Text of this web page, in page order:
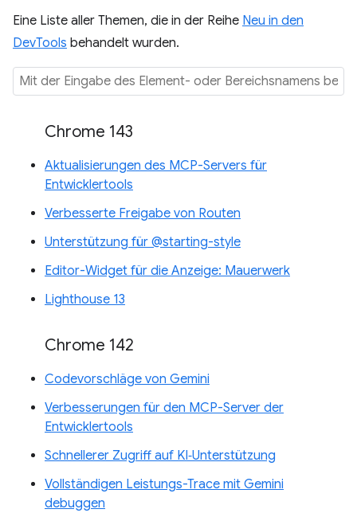
Eine Liste aller Themen, die in der Reihe Neu in den
DevTools behandelt wurden.
Chrome 143
Aktualisierungen des MCP-Servers für
Entwicklertools
Verbesserte Freigabe von Routen
Unterstützung für @starting-style
Editor-Widget für die Anzeige: Mauerwerk
Lighthouse 13
Chrome 142
Codevorschläge von Gemini
Verbesserungen für den MCP-Server der
Entwicklertools
Schnellerer Zugriff auf KI‑Unterstützung
Vollständigen Leistungs-Trace mit Gemini
debuggen